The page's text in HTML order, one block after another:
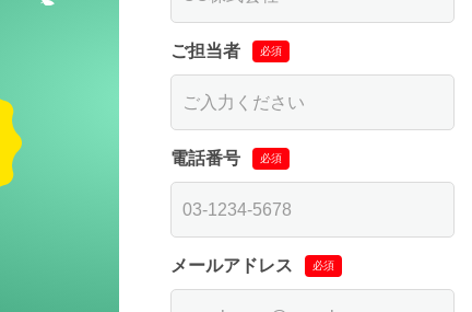
ご担当者 必須
電話番号 必須
メールアドレス 必須